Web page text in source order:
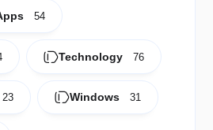
54
Technology 76
23 Windows 31